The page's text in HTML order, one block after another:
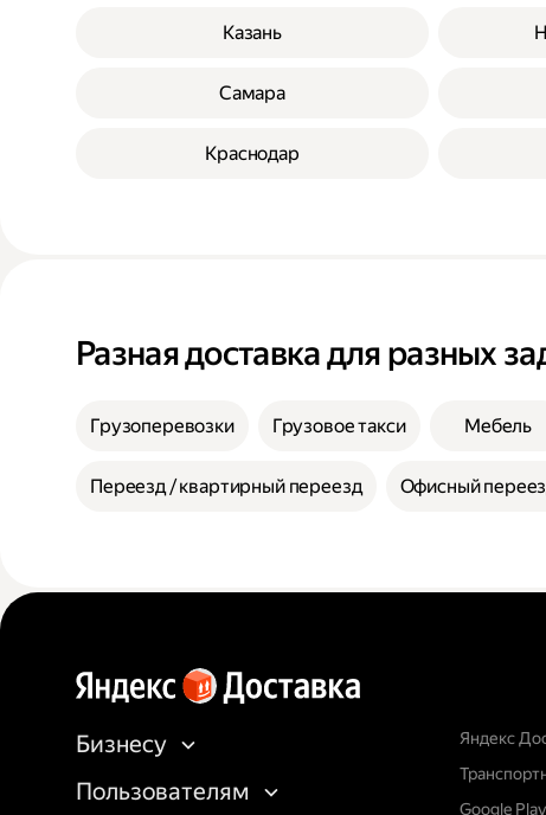
Казань
Самара
Краснодар
Разная доставка для разных
Грузоперевозки Грузовое такси Мебель
Переезд / квартирный переезд Офисный
Бизнесу
Пользователям
Яндекс
Google